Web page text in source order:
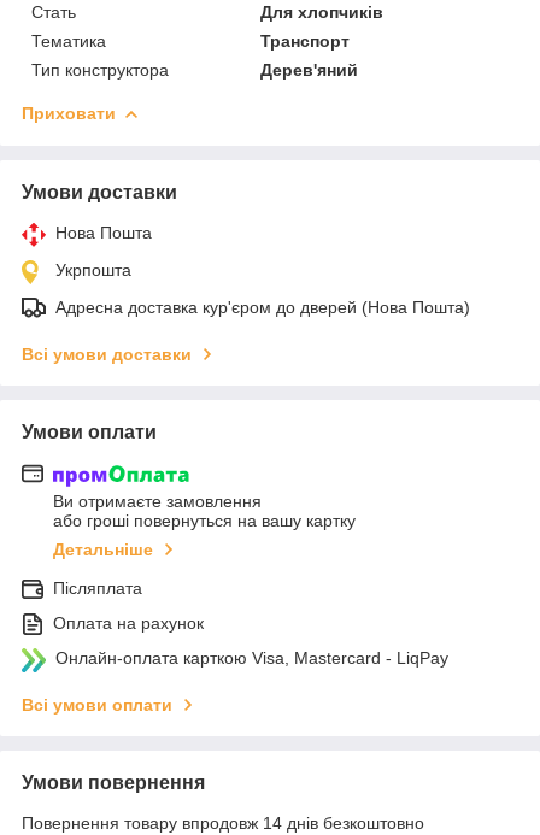
Стать
Для хлопчиків
Тематика
Транспорт
Тип конструктора
Дерев'яний
Приховати
Умови доставки
Нова Пошта
Укрпошта
Адресна доставка кур'єром до дверей (Нова Пошта)
Всі умови доставки
Умови оплати
Ви отримаєте замовлення
або гроші повернуться на вашу картку
Детальніше
Післяплата
Оплата на рахунок
Онлайн-оплата карткою Visa, Mastercard - LiqPay
Всі умови оплати
Умови повернення
Повернення товару впродовж 14 днів безкоштовно